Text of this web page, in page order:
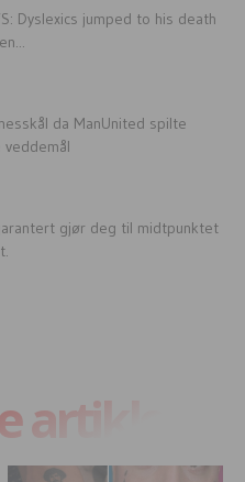
Dyslexics jumped to his death
da ManUnited spilte
veddemål
gjør deg til midtpunktet